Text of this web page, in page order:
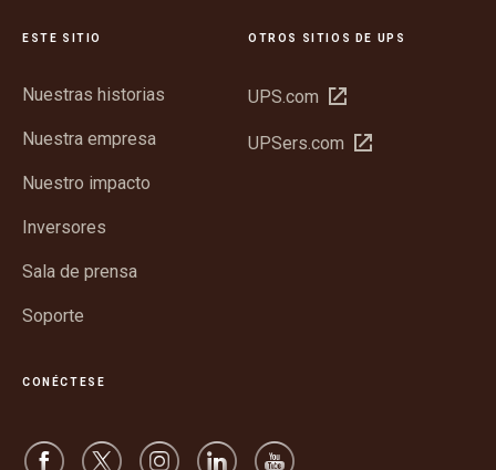
ESTE SITIO
Nuestras historias
Nuestra empresa
Nuestro impacto
Inversores
Sala de prensa
Soporte
OTROS SITIOS DE UPS
UPS.com Abrir
una
UPSers.com Abrir
CONÉCTESE